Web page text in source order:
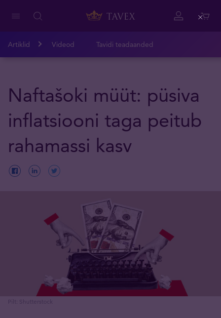
Artiklid Videod Tavidi teadaanded
Naftašoki müüt: püsiva
inflatsiooni taga peitub
rahamassi kasv
Pilt: Shutterstock
Close